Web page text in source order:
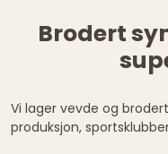
Brodert
Vi lager vevde og
produksjon,